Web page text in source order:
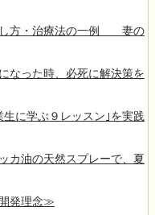
し方・治療法の一例 妻の
なった時、必死に解決策を
に学ぶ９レッスン｣を実践
カ油の天然スプレーで、夏
発理念≫